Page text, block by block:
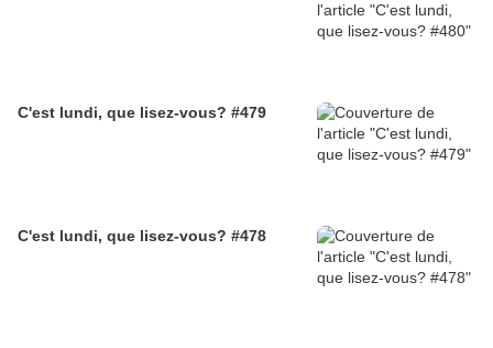
C'est lundi, que lisez-vous? #479
C'est lundi, que lisez-vous? #478